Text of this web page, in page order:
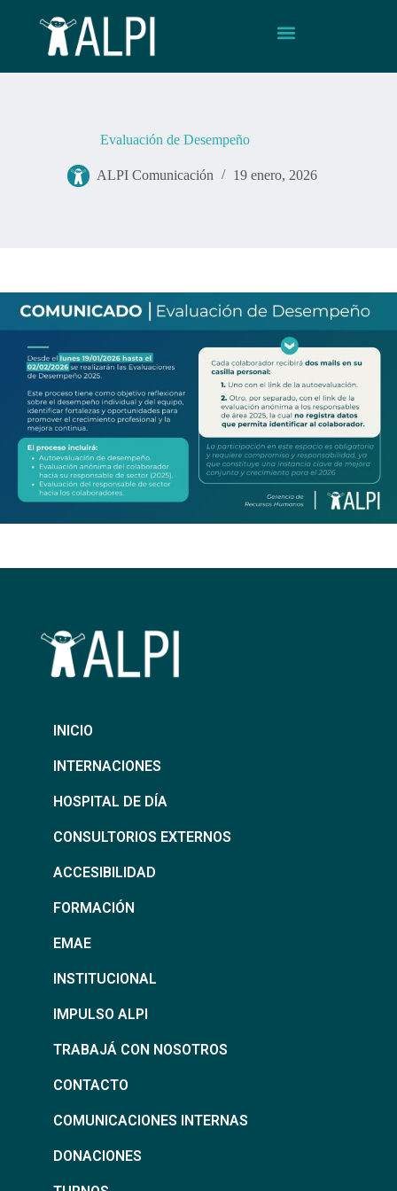
Evaluación de Desempeño
ALPI Comunicación 19 enero, 2026
INICIO
INTERNACIONES
HOSPITAL DE DÍA
CONSULTORIOS EXTERNOS
ACCESIBILIDAD
FORMACIÓN
EMAE
INSTITUCIONAL
IMPULSO ALPI
TRABAJÁ CON NOSOTROS
CONTACTO
COMUNICACIONES INTERNAS
DONACIONES